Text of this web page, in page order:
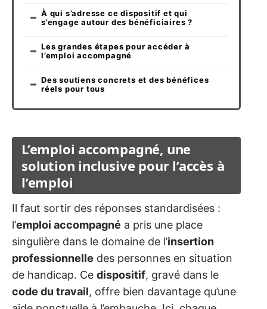
À qui s’adresse ce dispositif et qui
s’engage autour des bénéficiaires ?
Les grandes étapes pour accéder à
l’emploi accompagné
Des soutiens concrets et des bénéfices
réels pour tous
L’emploi accompagné, une
solution inclusive pour l’accès à
l’emploi
Il faut sortir des réponses standardisées :
l’emploi accompagné a pris une place
singulière dans le domaine de l’insertion
professionnelle des personnes en situation
de handicap. Ce dispositif, gravé dans le
code du travail, offre bien davantage qu’une